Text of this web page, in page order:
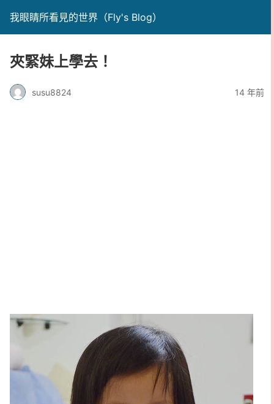
我眼睛所看見的世界（Fly's Blog）
夾緊妹上學去！
susu8824 14 年前